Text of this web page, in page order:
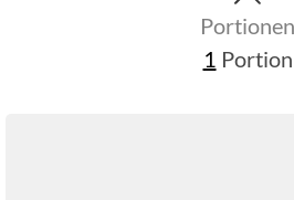
Portionen
1 Portion